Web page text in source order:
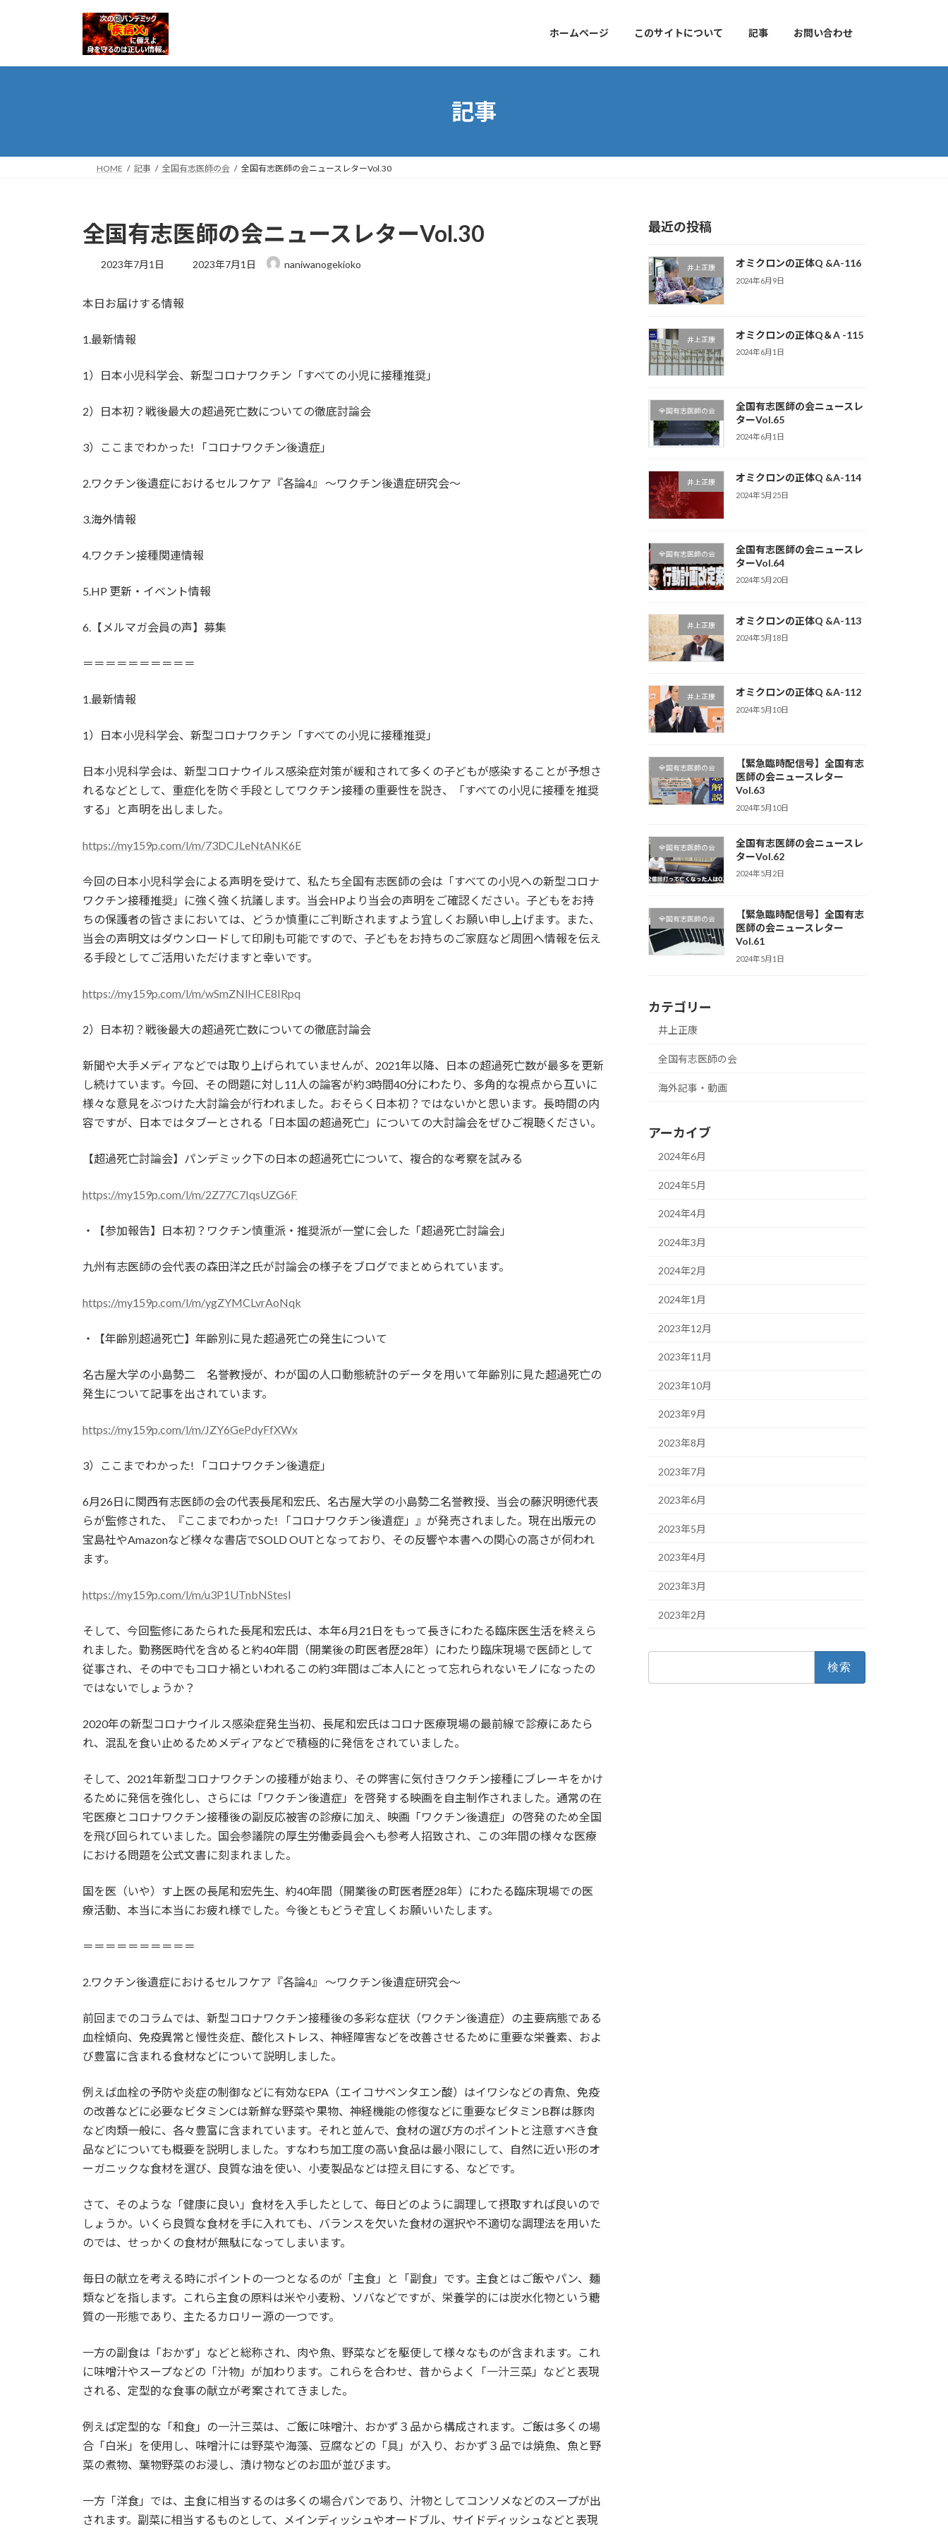
プ
動
ホームページ このサイトについて 記事 お問い合わせ
記事
HOME 記事 全国有志医師の会 全国有志医師の会ニュースレターVol.30
全国有志医師の会ニュースレターVol.30
2023年7月1日
最
2023年7月1日 naniwanogekioko
本日お届けする情報
1.最新情報
1）日本小児科学会、新型コロナワクチン「すべての小児に接種推奨」
2）日本初？戦後最大の超過死亡数についての徹底討論会
3）ここまでわかった! 「コロナワクチン後遺症」
2.ワクチン後遺症におけるセルフケア『各論4』 ～ワクチン後遺症研究会～
3.海外情報
4.ワクチン接種関連情報
5.HP 更新・イベント情報
6.【メルマガ会員の声】募集
＝＝＝＝＝＝＝＝＝＝
1.最新情報
1）日本小児科学会、新型コロナワクチン「すべての小児に接種推奨」
日本小児科学会は、新型コロナウイルス感染症対策が緩和されて多くの子どもが感染することが予想さ
れるなどとして、重症化を防ぐ手段としてワクチン接種の重要性を説き、「すべての小児に接種を推奨
する」と声明を出しました。
https://my159p.com/l/m/73DCJLeNtANK6E
今回の日本小児科学会による声明を受けて、私たち全国有志医師の会は「すべての小児への新型コロナ
ワクチン接種推奨」に強く強く抗議します。当会HPより当会の声明をご確認ください。子どもをお持
ちの保護者の皆さまにおいては、どうか慎重にご判断されますよう宜しくお願い申し上げます。また、
当会の声明文はダウンロードして印刷も可能ですので、子どもをお持ちのご家庭など周囲へ情報を伝え
る手段としてご活用いただけますと幸いです。
https://my159p.com/l/m/wSmZNlHCE8IRpq
2）日本初？戦後最大の超過死亡数についての徹底討論会
新聞や大手メディアなどでは取り上げられていませんが、2021年以降、日本の超過死亡数が最多を更新
し続けています。今回、その問題に対し11人の論客が約3時間40分にわたり、多角的な視点から互いに
様々な意見をぶつけた大討論会が行われました。おそらく日本初？ではないかと思います。長時間の内
容ですが、日本ではタブーとされる「日本国の超過死亡」についての大討論会をぜひご視聴ください。
【超過死亡討論会】パンデミック下の日本の超過死亡について、複合的な考察を試みる
https://my159p.com/l/m/2Z77C7IqsUZG6F
・【参加報告】日本初？ワクチン慎重派・推奨派が一堂に会した「超過死亡討論会」
九州有志医師の会代表の森田洋之氏が討論会の様子をブログでまとめられています。
https://my159p.com/l/m/ygZYMCLvrAoNqk
・【年齢別超過死亡】年齢別に見た超過死亡の発生について
名古屋大学の小島勢二 名誉教授が、わが国の人口動態統計のデータを用いて年齢別に見た超過死亡の
発生について記事を出されています。
https://my159p.com/l/m/JZY6GePdyFfXWx
3）ここまでわかった! 「コロナワクチン後遺症」
6月26日に関西有志医師の会の代表長尾和宏氏、名古屋大学の小島勢二名誉教授、当会の藤沢明徳代表
らが監修された、『ここまでわかった! 「コロナワクチン後遺症」』が発売されました。現在出版元の
宝島社やAmazonなど様々な書店でSOLD OUTとなっており、その反響や本書への関心の高さが伺われ
ます。
https://my159p.com/l/m/u3P1UTnbNStesl
そして、今回監修にあたられた長尾和宏氏は、本年6月21日をもって長きにわたる臨床医生活を終えら
れました。勤務医時代を含めると約40年間（開業後の町医者歴28年）にわたり臨床現場で医師として
従事され、その中でもコロナ禍といわれるこの約3年間はご本人にとって忘れられないモノになったの
ではないでしょうか？
2020年の新型コロナウイルス感染症発生当初、長尾和宏氏はコロナ医療現場の最前線で診療にあたら
れ、混乱を食い止めるためメディアなどで積極的に発信をされていました。
そして、2021年新型コロナワクチンの接種が始まり、その弊害に気付きワクチン接種にブレーキをかけ
るために発信を強化し、さらには「ワクチン後遺症」を啓発する映画を自主制作されました。通常の在
宅医療とコロナワクチン接種後の副反応被害の診療に加え、映画「ワクチン後遺症」の啓発のため全国
を飛び回られていました。国会参議院の厚生労働委員会へも参考人招致され、この3年間の様々な医療
における問題を公式文書に刻まれました。
国を医（いや）す上医の長尾和宏先生、約40年間（開業後の町医者歴28年）にわたる臨床現場での医
療活動、本当に本当にお疲れ様でした。今後ともどうぞ宜しくお願いいたします。
＝＝＝＝＝＝＝＝＝＝
2.ワクチン後遺症におけるセルフケア『各論4』 ～ワクチン後遺症研究会～
前回までのコラムでは、新型コロナワクチン接種後の多彩な症状（ワクチン後遺症）の主要病態である
血栓傾向、免疫異常と慢性炎症、酸化ストレス、神経障害などを改善させるために重要な栄養素、およ
び豊富に含まれる食材などについて説明しました。
例えば血栓の予防や炎症の制御などに有効なEPA（エイコサペンタエン酸）はイワシなどの青魚、免疫
の改善などに必要なビタミンCは新鮮な野菜や果物、神経機能の修復などに重要なビタミンB群は豚肉
など肉類一般に、各々豊富に含まれています。それと並んで、食材の選び方のポイントと注意すべき食
品などについても概要を説明しました。すなわち加工度の高い食品は最小限にして、自然に近い形のオ
ーガニックな食材を選び、良質な油を使い、小麦製品などは控え目にする、などです。
さて、そのような「健康に良い」食材を入手したとして、毎日どのように調理して摂取すれば良いので
しょうか。いくら良質な食材を手に入れても、バランスを欠いた食材の選択や不適切な調理法を用いた
のでは、せっかくの食材が無駄になってしまいます。
毎日の献立を考える時にポイントの一つとなるのが「主食」と「副食」です。主食とはご飯やパン、麺
類などを指します。これら主食の原料は米や小麦粉、ソバなどですが、栄養学的には炭水化物という糖
質の一形態であり、主たるカロリー源の一つです。
一方の副食は「おかず」などと総称され、肉や魚、野菜などを駆使して様々なものが含まれます。これ
に味噌汁やスープなどの「汁物」が加わります。これらを合わせ、昔からよく「一汁三菜」などと表現
される、定型的な食事の献立が考案されてきました。
例えば定型的な「和食」の一汁三菜は、ご飯に味噌汁、おかず３品から構成されます。ご飯は多くの場
合「白米」を使用し、味噌汁には野菜や海藻、豆腐などの「具」が入り、おかず３品では焼魚、魚と野
菜の煮物、葉物野菜のお浸し、漬け物などのお皿が並びます。
一方「洋食」では、主食に相当するのは多くの場合パンであり、汁物としてコンソメなどのスープが出
されます。副菜に相当するものとして、メインディッシュやオードブル、サイドディッシュなどと表現
最近の投稿
井上正康 オミクロンの正体Q &A-116
2024年6月9日
井上正康 オミクロンの正体Q＆A -115
2024年6月1日
全国有志医師の会
全国有志医師の会ニュースレ
ターVol.65
2024年6月1日
井上正康 オミクロンの正体Q &A-114
2024年5月25日
全国有志医師の会
全国有志医師の会ニュースレ
ターVol.64
2024年5月20日
井上正康 オミクロンの正体Q &A-113
2024年5月18日
井上正康 オミクロンの正体Q &A-112
2024年5月10日
全国有志医師の会
【緊急臨時配信号】全国有志
医師の会ニュースレター
Vol.63
2024年5月10日
全国有志医師の会
全国有志医師の会ニュースレ
ターVol.62
2024年5月2日
全国有志医師の会
【緊急臨時配信号】全国有志
医師の会ニュースレター
Vol.61
2024年5月1日
カテゴリー
井上正康
全国有志医師の会
海外記事・動画
アーカイブ
2024年6月
2024年5月
2024年4月
2024年3月
2024年2月
2024年1月
2023年12月
2023年11月
2023年10月
2023年9月
2023年8月
2023年7月
2023年6月
2023年5月
2023年4月
2023年3月
2023年2月